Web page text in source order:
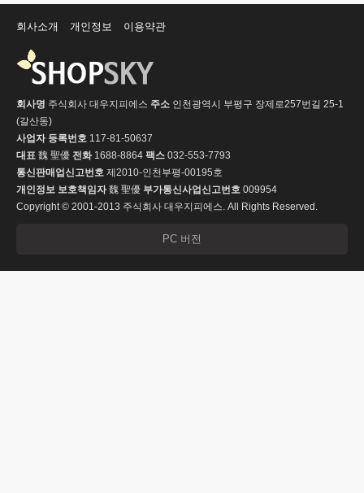
회사소개 개인정보 이용약관
회사명 주식회사 대우지피에스 주소 인천광역시 부평구 장제로257번길 25-1
(갈산동)
사업자 등록번호 117-81-50637
대표 魏 聖優 전화1688-8864 팩스 032-553-7793
통신판매업신고번호 제2010-인천부평-00195호
개인정보 보호책임자魏 聖優 부가통신사업신고번호 009954
Copyright © 2001-2013 주식회사 대우지피에스. All Rights Reserved.
PC 버전